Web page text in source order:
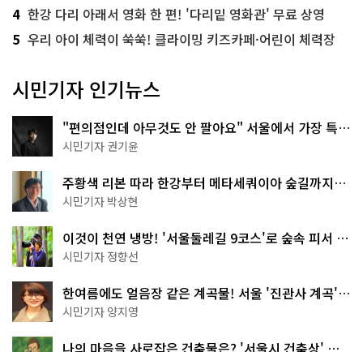
4 한강 다리 아래서 영화 한 편! '다리밑 영화관' 무료 상영
5 우리 아이 체력이 쑥쑥! 클라이밍 키즈카페·어린이 체력장
시민기자 인기뉴스
"편의점인데 아무것도 안 팔아요" 서울에서 가장 특별
한 편의점의 정체
시민기자 권기윤
주황색 리본 따라 한강부터 메타세쿼이아 숲길까지…
서울둘레길 15코스
시민기자 박상현
이것이 천연 냉방! '서울둘레길 9코스'로 숲속 피서 떠
나볼까
시민기자 정향선
한여름에도 얼음장 같은 계곡물! 서울 '진관사 계곡'이
천국이네~
시민기자 양지영
나의 마음을 사로잡은 건축물은? '서울시 건축상' 수